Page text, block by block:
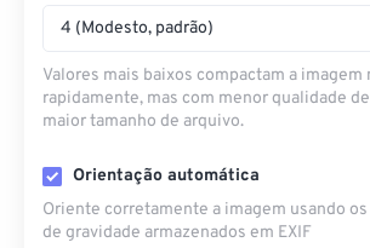
4 (Modesto, padrão)
Valores mais baixos compactam a imagem
rapidamente, mas com menor qualidade
maior tamanho de arquivo.
Orientação automática
Oriente corretamente a imagem usando
de gravidade armazenados em EXIF